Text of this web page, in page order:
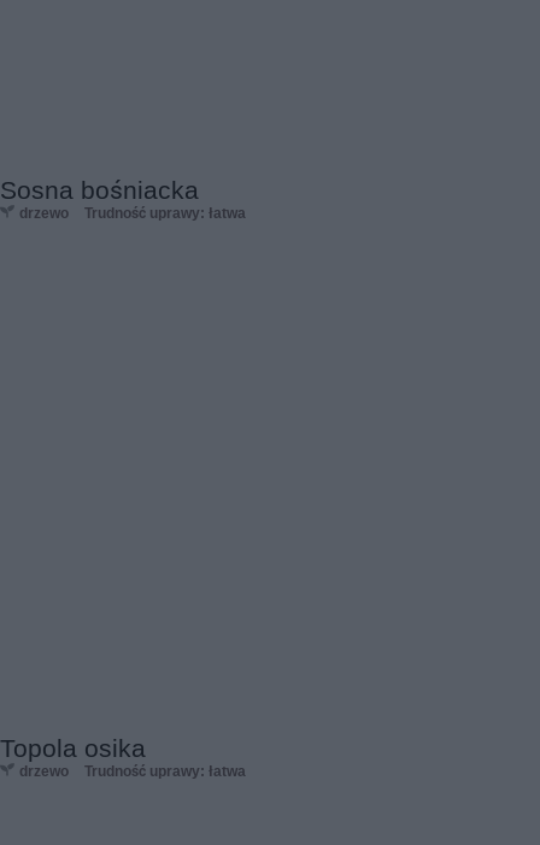
Sosna bośniacka
drzewo Trudność uprawy: łatwa
Topola osika
drzewo Trudność uprawy: łatwa